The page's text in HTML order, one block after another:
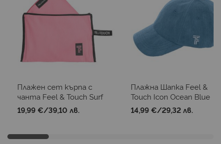
Плажен сет кърпа с
чанта Feel & Touch Surf
02 Pink
19,99 €/39,10 лв.
Плажна Шапка Feel &
Touch Icon Ocean Blue
14,99 €/29,32 лв.